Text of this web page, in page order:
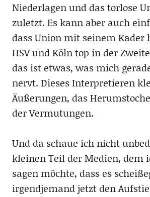
Niederlagen und das torlose
zuletzt. Es kann aber auch
dass Union mit seinem Kader
HSV und Köln top in der
das ist etwas, was mich
nervt. Dieses Interpretieren
Äußerungen, das
der Vermutungen.
Und da schaue ich nicht
kleinen Teil der Medien, dem
sagen möchte, dass es
irgendjemand jetzt den